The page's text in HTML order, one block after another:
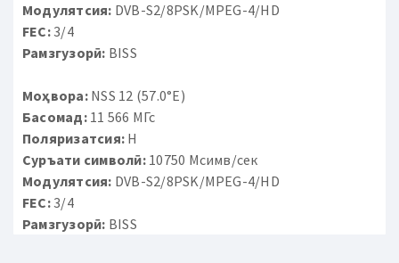
Модулятсия: DVB-S2/8PSK/MPEG-4/HD
FEC:3/4
Рамзгузорӣ: BISS
Моҳвора:NSS 12 (57.0°E)
Басомад:11 566 МГс
Поляризатсия: H
Суръати символӣ:10750 Мсимв/сек
Модулятсия: DVB-S2/8PSK/MPEG-4/HD
FEC:3/4
Рамзгузорӣ: BISS